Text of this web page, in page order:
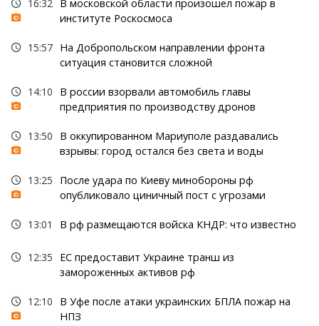
16:32 В московской области произошел пожар в
институте Роскосмоса
15:57 На Добропольском направлении фронта
ситуация становится сложной
14:10
В россии взорвали автомобиль главы
предприятия по производству дронов
13:50
В оккупированном Мариуполе раздавались
взрывы: город остался без света и воды
13:25
После удара по Киеву минобороны рф
опубликовало циничный пост с угрозами
13:01 В рф размещаются войска КНДР: что известно
12:35
ЕС предоставит Украине транш из
замороженных активов рф
12:10
В Уфе после атаки украинских БПЛА пожар на
НПЗ